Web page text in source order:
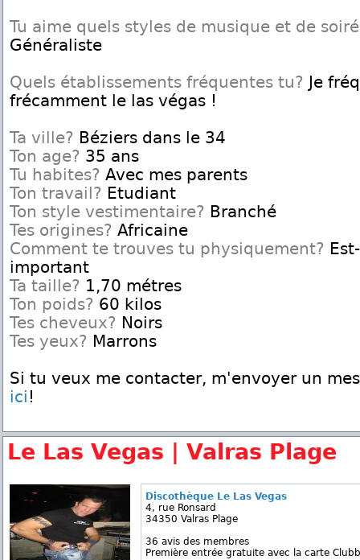
Tu aime quels styles de musique et de
Généraliste
Quels établissements fréquentes tu? Je
frécamment le las végas !
Ta ville? Béziers dans le 34
Ton age? 35 ans
Tu habites? Avec mes parents
Ton travail? Etudiant
Ton style vestimentaire? Branché
Tes origines? Africaine
Comment te trouves tu physiquement?
important
Ta taille? 1,70 métres
Ton poids? 60 kilos
Tes cheveux? Noirs
Tes yeux? Marrons
Si tu veux me contacter, m'envoyer un
ici !
Le Las Vegas | Valras Plage
Discothèque Le Las Vegas
4, rue Ronsard
34350 Valras Plage
36 avis des membres
Première entrée gratuite avec la carte